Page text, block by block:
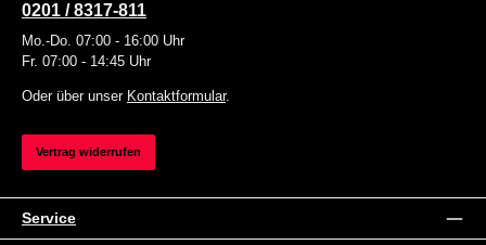
0201 / 8317-811
Mo.-Do. 07:00 - 16:00 Uhr
Fr. 07:00 - 14:45 Uhr
Oder über unser Kontaktformular.
Vertrag widerrufen
Service